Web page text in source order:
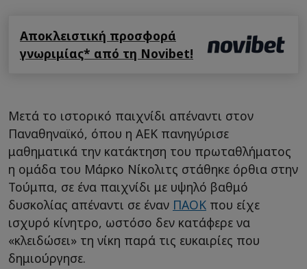
Αποκλειστική προσφορά
γνωριμίας* από τη Novibet!
Μετά το ιστορικό παιχνίδι απέναντι στον
Παναθηναϊκό, όπου η AEK πανηγύρισε
μαθηματικά την κατάκτηση του πρωταθλήματος
η ομάδα του Μάρκο Νίκολιτς στάθηκε όρθια στην
Τούμπα, σε ένα παιχνίδι με υψηλό βαθμό
δυσκολίας απέναντι σε έναν ΠΑΟΚ που είχε
ισχυρό κίνητρο, ωστόσο δεν κατάφερε να
«κλειδώσει» τη νίκη παρά τις ευκαιρίες που
δημιούργησε.